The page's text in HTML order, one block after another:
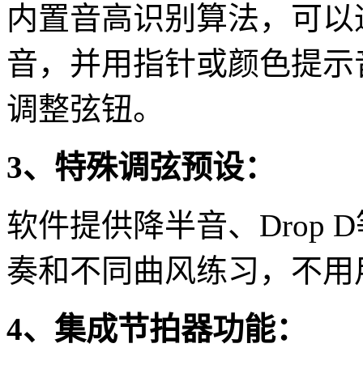
内置音高识别算法，可
音，并用指针或颜色提
调整弦钮。
3、特殊调弦预设：
软件提供降半音、Drop
奏和不同曲风练习，不
4、集成节拍器功能：